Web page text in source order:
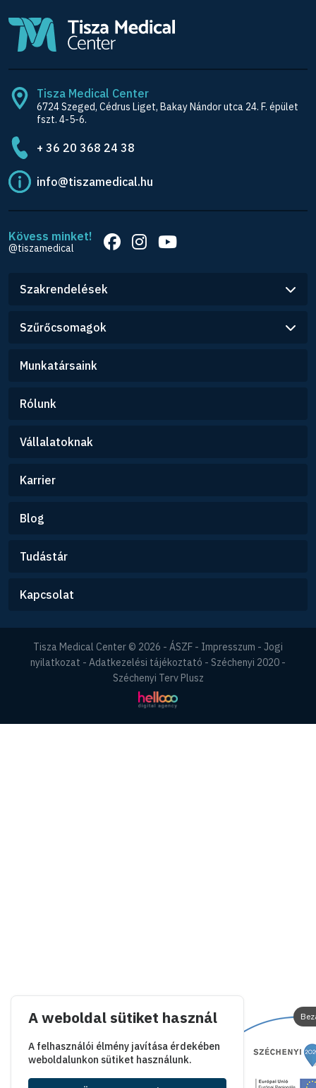
Tisza Medical Center
6724 Szeged, Cédrus Liget, Bakay Nándor utca 24. F. épület
fszt. 4-5-6.
+ 36 20 368 24 38
info@tiszamedical.hu
Kövess minket!
@tiszamedical
Szakrendelések
Szűrőcsomagok
Munkatársaink
Rólunk
Vállalatoknak
Karrier
Blog
Tudástár
Kapcsolat
Tisza Medical Center © 2026 - ÁSZF - Impresszum - Jogi
nyilatkozat - Adatkezelési tájékoztató - Széchenyi 2020 -
Széchenyi Terv Plusz
A weboldal sütiket használ
A felhasználói élmény javítása érdekében
weboldalunkon sütiket használunk.